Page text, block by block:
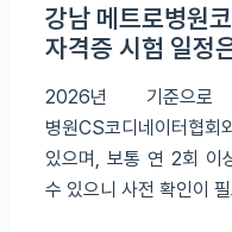
강남 메트로병원
자격증 시험 일정
2026년 기준으
병원CS코디네이터협회
있으며, 보통 연 2회 이
수 있으니 사전 확인이